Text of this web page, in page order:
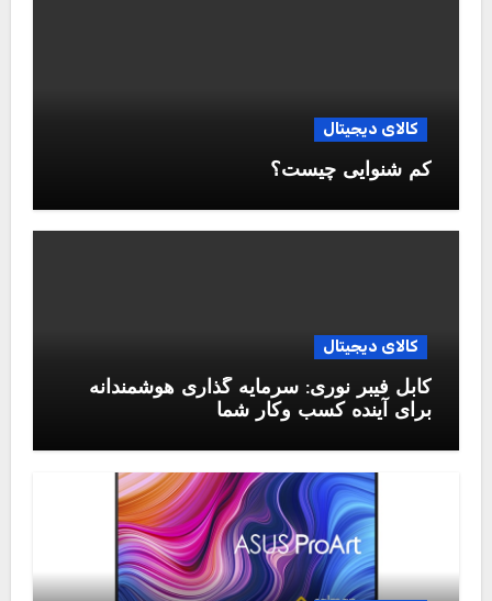
کالای دیجیتال
کم شنوایی چیست؟
کالای دیجیتال
کابل فیبر نوری: سرمایه گذاری هوشمندانه
برای آینده کسب وکار شما